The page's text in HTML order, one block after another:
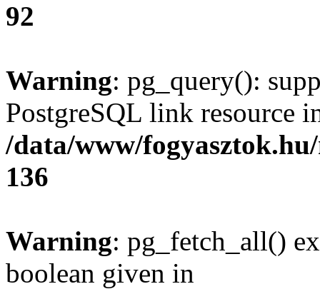
92
Warning: pg_query():
PostgreSQL link resource
/data/www/
136
Warning: pg_fetch_all()
boolean given in